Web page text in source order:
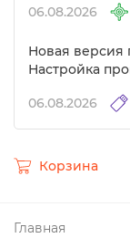
06.08.2026
Новая версия
Настройка
06.08.2026
Главная
Корзина